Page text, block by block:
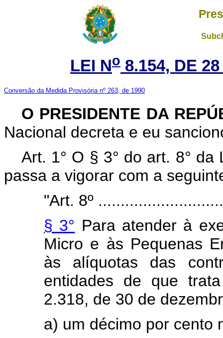
LEI No 8.154, DE
Conversão da Medida Provisória nº 263, de 1990
O PRESIDENTE DA
Nacional decreta e eu
Art. 1° O § 3° do art. 8°
passa a vigorar com a
"Art. 8º
§ 3° Para atender à
Micro e às Pequenas
às alíquotas das
entidades de que
2.318, de 30 de
a) um décimo por cento